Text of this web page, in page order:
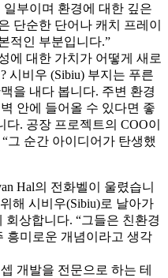
부이며 환경에 대한 깊은
단순한 단어나 캐치 프레이
적인 부분입니다.”
에 대한 가치가 어떻게 새로
시비우 (Sibiu) 부지는 푸른
을 내다 봅니다. 주변 환경
안에 들어올 수 있다면 좋
. 공장 프로젝트의 COO이
그 순간 아이디어가 탄생했
Hal의 전화벨이 울렸습니
해 시비우(Sibiu)로 날아가
회상합니다. “그들은 친환경
흥미로운 개념이라고 생각
개발을 전문으로 하는 테